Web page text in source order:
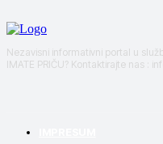
Nezavisni informativni portal u
IMATE PRIČU? Kontaktirajte nas :